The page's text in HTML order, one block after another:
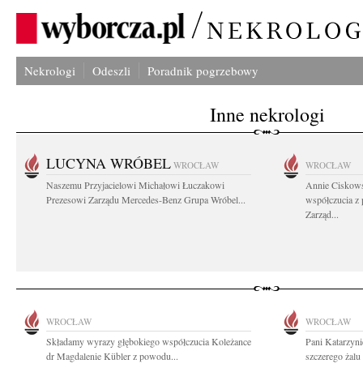
Nekrologi Odeszli Poradnik pogrzebowy
Inne nekrologi
LUCYNA WRÓBEL WROCŁAW
Naszemu Przyjacielowi Michałowi Łuczakowi
Prezesowi Zarządu Mercedes-Benz Grupa Wróbel...
WROCŁAW
Annie
współczucia
Zarząd...
WROCŁAW
Składamy wyrazy głębokiego współczucia Koleżance
dr Magdalenie Kübler z powodu...
WROCŁAW
Pani
szczerego